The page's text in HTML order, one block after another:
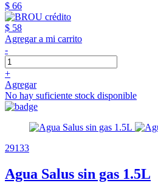
$ 66
$ 58
Agregar a mi carrito
-
+
Agregar
No hay suficiente stock disponible
29133
Agua Salus sin gas 1.5L